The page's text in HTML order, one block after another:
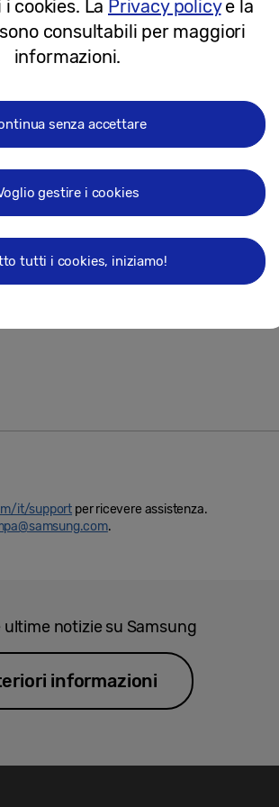
QLED 8K e 4K: www.samsung.com
QLED TV 8K
it/support per ricevere assistenza.
.
ultime notizie su Samsung
informazioni
cookies. La Privacy policye la
consultabili per maggiori
informazioni.
senza accettare
gestire i cookies
tutti i cookies, iniziamo!